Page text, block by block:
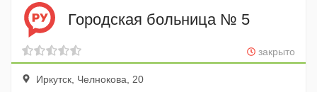
Городская больница № 5
закрыто
Иркутск, Челнокова, 20